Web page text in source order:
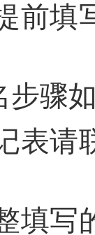
前填
骤
联
的